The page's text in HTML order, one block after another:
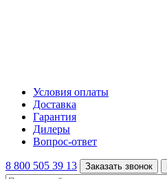
Условия оплаты
Доставка
Гарантия
Дилеры
Вопрос-ответ
8 800 505 39 13 Заказать звонок